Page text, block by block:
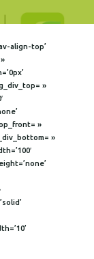
align-top’
»
»
»